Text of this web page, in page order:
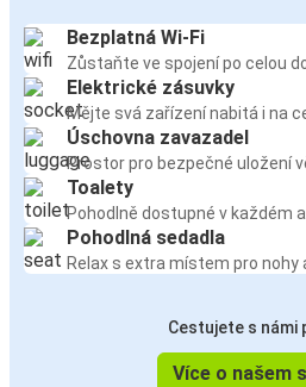
Bezplatná Wi-Fi
Zůstaňte ve spojení po celou
Elektrické zásuvky
Mějte svá zařízení nabitá i na
Úschovna zavazadel
Prostor pro bezpečné uložení
Toalety
Pohodlně dostupné v každém
Pohodlná sedadla
Relax s extra místem pro nohy
Cestujete s námi
Více o našem